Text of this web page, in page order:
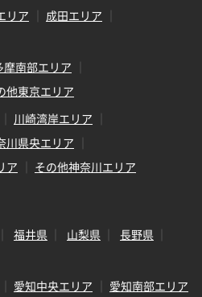
リア
成田エリア
摩南部エリア
他東京エリア
川崎湾岸エリア
川県央エリア
ア その他神奈川エリア
福井県 山梨県
長野県
愛知中央エリア
愛知南部エリア